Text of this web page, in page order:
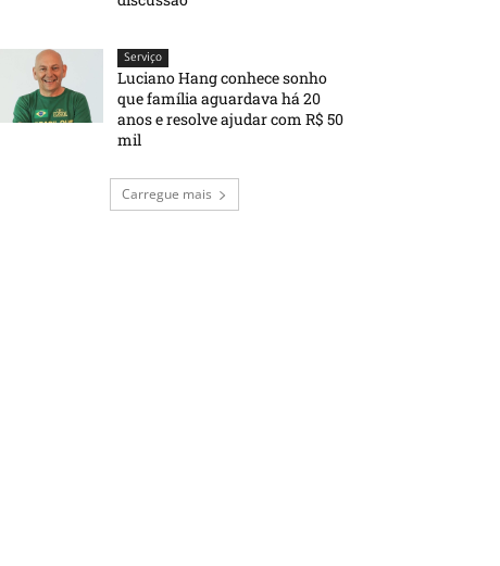
Serviço
Luciano Hang conhece sonho
que família aguardava há 20
anos e resolve ajudar com R$ 50
mil
Carregue mais